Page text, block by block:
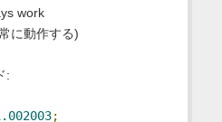
work
に動作する)
:
;